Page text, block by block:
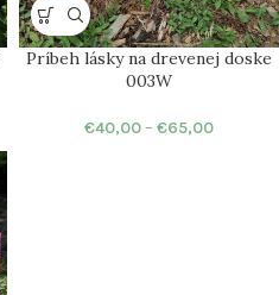
Príbeh lásky na drevenej doske
003W
€40,00– €65,00